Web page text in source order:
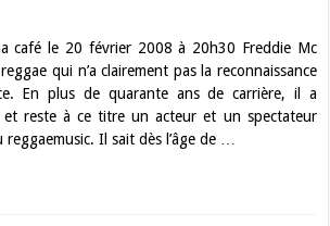
café le 20 février 2008 à 20h30 Freddie Mc
qui n’a clairement pas la reconnaissance
En plus de quarante ans de carrière, il a
et reste à ce titre un acteur et un spectateur
reggaemusic. Il sait dès l’âge de …